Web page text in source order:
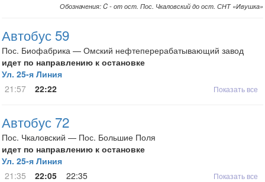
Обозначения: C - от ост. Пос. Чкаловский до ост. СНТ «Ивушка»
Автобус 59
Пос. Биофабрика — Омский нефтеперерабатывающий завод
идет по направлению к остановке
Ул. 25-я Линия
21:57
22:22 Показать все
Автобус 72
Пос. Чкаловский — Пос. Большие Поля
идет по направлению к остановке
Ул. 25-я Линия
21:35
22:05 22:35 Показать все